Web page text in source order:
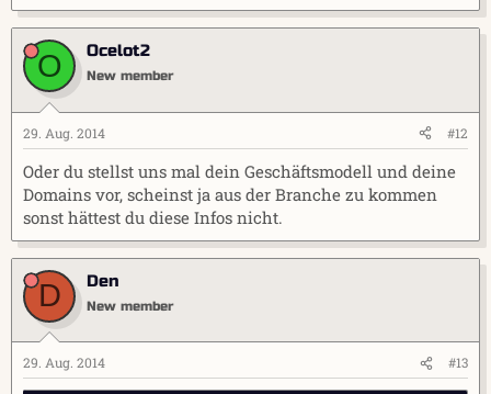
O Ocelot2
New member
29. Aug. 2014 #12
Oder du stellst uns mal dein Geschäftsmodell und deine
Domains vor, scheinst ja aus der Branche zu kommen
sonst hättest du diese Infos nicht.
D Den
New member
29. Aug. 2014 #13